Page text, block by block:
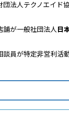
団法人テクノエイド
舗が一般社団法人 日
談員が特定非営利活